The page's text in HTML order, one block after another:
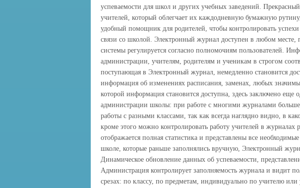
успеваемости для школ и других учебных заведений.
учителей, который облегчает их каждодневную бумажную
удобный помощник для родителей, чтобы контролировать успехи
связи со школой. Электронный журнал доступен в любом месте,
системы регулируется согласно полномочиям пользователей.
администрации, учителям, родителям и ученикам в строгом
поступающая в Электронный журнал, немедленно становится
информация об изменениях расписания, заменах, любых
которой информация становится доступна, здесь заключено еще
администрации школы: при работе с многими журналами больше
работы с разными классами, так как всегда наглядно видно, в
кроме этого можно контролировать работу учителей в журналах
отображается полная статистика и представлены все
школе, которые раньше заполнялись вручную, Электронный
Динамическое обновление данных об успеваемости,
Администрация контролирует заполняемость журнала и видит
срезах: по классу, по предметам, индивидуально по учителю